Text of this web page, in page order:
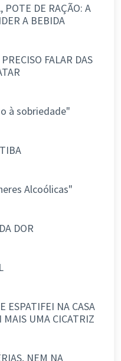
POTE DE RAÇÃO: A
A BEBIDA
FALAR DAS
à sobriedade"
Alcoólicas"
DOR
ESPATIFEI NA CASA
MAIS UMA CICATRIZ
NEM NA